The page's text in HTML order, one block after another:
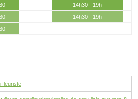
14h30 - 19h
14h30 - 19h
fleuriste